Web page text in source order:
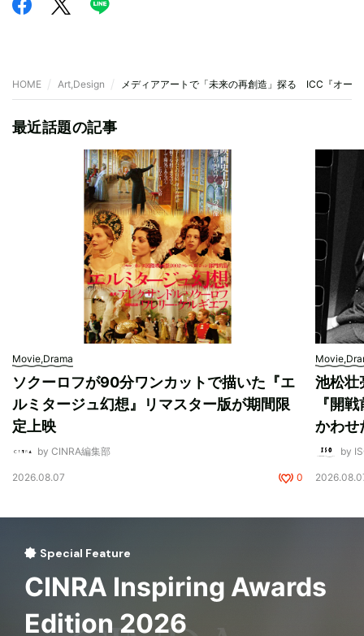
HOME Art,Design メディアアートで「未来の再創造」探る ICC『オー
最近話題の記事
Movie,Drama
ソクーロフが90分ワンカットで描いた『エ
ルミタージュ幻想』リマスター版が期間限
定上映
by CINRA編集部
2026.08.07 0
池松壮
『開
かわせ
by
Special Feature
CINRA Inspiring Awards
Edition 2026